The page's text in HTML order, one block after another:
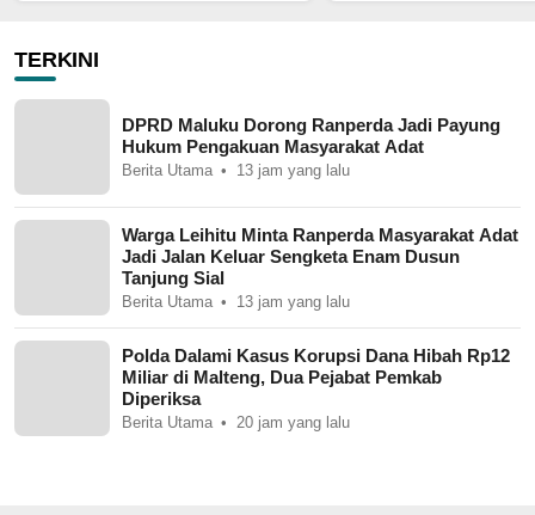
TERKINI
DPRD Maluku Dorong Ranperda Jadi Payung
Hukum Pengakuan Masyarakat Adat
Berita Utama 13 jam yang lalu
Warga Leihitu Minta Ranperda Masyarakat Adat
Jadi Jalan Keluar Sengketa Enam Dusun
Tanjung Sial
Berita Utama 13 jam yang lalu
Polda Dalami Kasus Korupsi Dana Hibah Rp12
Miliar di Malteng, Dua Pejabat Pemkab
Diperiksa
Berita Utama 20 jam yang lalu